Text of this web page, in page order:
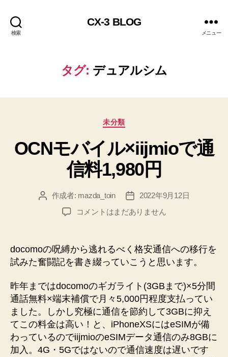
検索
CX-3 BLOG
メニュー
タグ: デュアルシム
カ
ゴ
リ
ー
未分類
OCNモバイル×iijmioで通
信料1,980円
投 作成者: mazda_toin
投
稿
日
2022年9月12日
OCN
イ
ル
×iijmio
通
信
料
1,980
円
へ
コメントはまだありません
docomoの呪縛から逃れるべく格安通信への移行を
試みた奮闘記を書き綴っていこうと思います。
昨年まではdocomoのギガライト(3GBまで)×5分間
通話無料×端末補償で月々5,000円程度支払ってい
ました。しかし究極に通信を節約して3GBに抑え
てこの料金は高い！と、iPhoneXSにはeSIMが備
わっているのでiijmioのeSIMデータ通信のみ8GBに
加入。4G・5Gではないので通信速度は遅いです